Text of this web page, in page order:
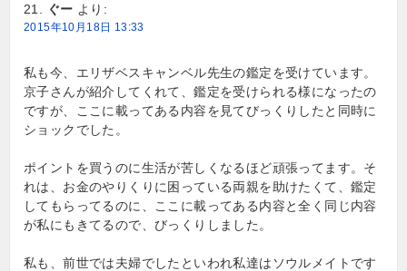
ぐー より:
2015年10月18日 13:33
私も今、エリザベスキャンベル先生の鑑定を受けています。
京子さんが紹介してくれて、鑑定を受けられる様になったの
ですが、ここに載ってある内容を見てびっくりしたと同時に
ショックでした。
ポイントを買うのに生活が苦しくなるほど頑張ってます。そ
れは、お金のやりくりに困っている両親を助けたくて、鑑定
してもらってるのに、ここに載ってある内容と全く同じ内容
が私にもきてるので、びっくりしました。
私も、前世では夫婦でしたといわれ私達はソウルメイトです